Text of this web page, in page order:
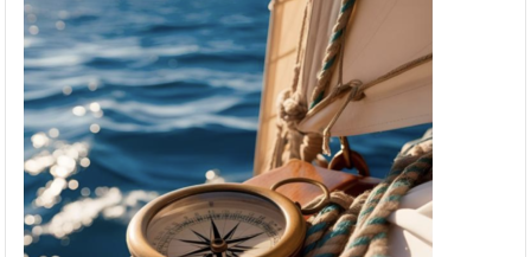
Kıyıdan
Kıyıya
için